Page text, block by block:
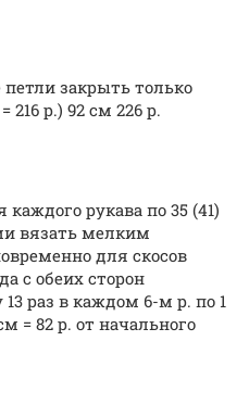
петли закрыть только
216 р.) 92 см 226 р.
рукава по 35 (41)
вязать мелким
для скосов
с обеих сторон
13 раз в каждом 6-м р. по 1
= 82 р. от начального